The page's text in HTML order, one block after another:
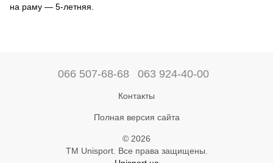
на раму — 5-летняя.
066 507-68-68 063 924-40-00
Контакты
Полная версия сайта
© 2026
ТМ Unisport. Все права защищены.